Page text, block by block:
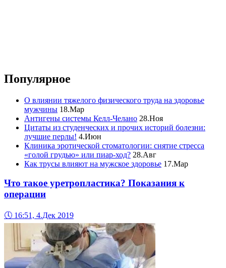
Популярное
О влиянии тяжелого физического труда на здоровье
мужчины 18.Мар
Антигены системы Келл-Челано 28.Ноя
Цитаты из студенческих и прочих историй болезни:
лучшие перлы! 4.Июн
Клиника эротической стоматологии: снятие стресса
«голой грудью» или пиар-ход? 28.Авг
Как трусы влияют на мужское здоровье 17.Мар
Что такое уретропластика? Показания к
операции
🕔 16:51, 4.Дек 2019